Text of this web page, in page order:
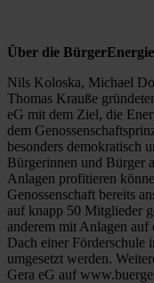
Über die
Nils Koloska, Michael
Thomas Krauße
eG mit dem Ziel, die
dem
besonders demokratisch
Bürgerinnen und Bürger
Anlagen profitieren
Genossenschaft bereits
auf knapp 50 Mitglieder
anderem mit Anlagen
Dach einer Förderschule
umgesetzt werden.
Gera eG auf